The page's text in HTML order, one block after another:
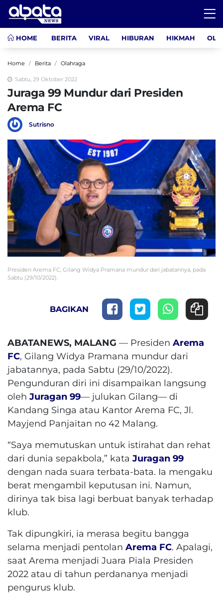
HOME BERITA VIRAL HIBURAN HIKMAH
Home Berita Olahraga
Sabtu, 29 Oktober 2022
Juraga 99 Mundur dari Presiden
Arema FC
Sutrisno
Presiden Arema FC, Gilang Widya Pramana mundur dari jabatannya, pada
Sabtu (29/10/2022).
BAGIKAN
ABATANEWS, MALANG — Presiden Arema
FC, Gilang Widya Pramana mundur dari
jabatannya, pada Sabtu (29/10/2022).
Pengunduran diri ini disampaikan langsung
oleh Juragan 99— julukan Gilang— di
Kandang Singa atau Kantor Arema FC, Jl.
Mayjend Panjaitan no 42 Malang.
“Saya memutuskan untuk istirahat dan rehat
dari dunia sepakbola,” kata Juragan 99
dengan nada suara terbata-bata. Ia mengaku
berat mengambil keputusan ini. Namun,
dirinya tak bisa lagi berbuat banyak terhadap
klub.
Tak dipungkiri, ia merasa begitu bangga
selama menjadi pentolan Arema FC. Apalagi,
saat Arema menjadi Juara Piala Presiden
2022 atau di tahun perdananya menjadi
pengurus klub.